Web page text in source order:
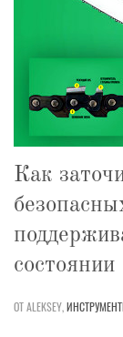
Как
состоянии
ОТ ALEKSEY,